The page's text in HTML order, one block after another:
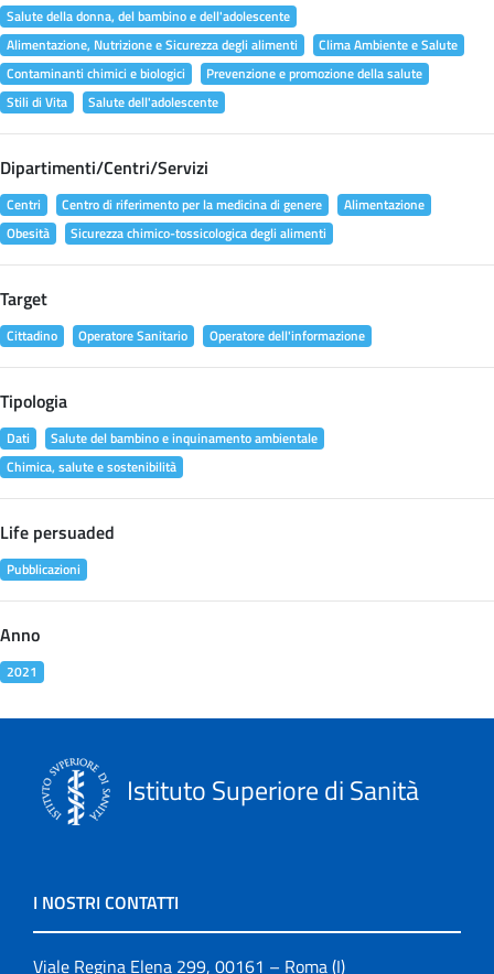
Salute della donna, del bambino e dell'adolescente
Alimentazione, Nutrizione e Sicurezza degli alimenti
Clima Ambiente e Salute
Contaminanti chimici e biologici
Prevenzione e promozione della salute
Stili di Vita
Salute dell'adolescente
Dipartimenti/Centri/Servizi
Centri Centro di riferimento per la medicina di genere
Alimentazione
Obesità
Sicurezza chimico-tossicologica degli alimenti
Target
Cittadino Operatore Sanitario Operatore dell'informazione
Tipologia
Dati
Salute del bambino e inquinamento ambientale
Chimica, salute e sostenibilità
Life persuaded
Pubblicazioni
Anno
2021
Istituto Superiore di Sanità
I NOSTRI CONTATTI
Viale Regina Elena 299, 00161 – Roma (I)